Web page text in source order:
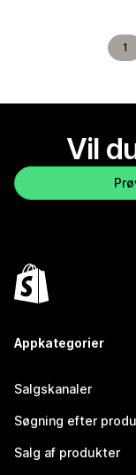
1
Vil
Appkategorier
Salgskanaler
Søgning efter
Salg af produkter